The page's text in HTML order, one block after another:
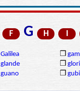
F G H I
Galilea ❒
glande ❒
guano ❒